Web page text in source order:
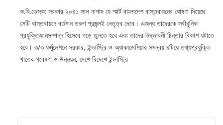
ক.বি.ডেস্ক: সরকার ২০৪১ সাল নাগাদ যে স্মার্ট বাংলাদেশ বাস্তবায়নের ঘোষণা দিয়েছে
সেটি বাস্তবায়নে বর্তমান তরুণ প্রজন্মই নেতৃত্ব দেবে। এজন্য তাদেরকে সর্বাধুনিক
প্রযুক্তিজ্ঞানসম্পন্ন হিসেবে গড়ে তুলতে হবে এবং তাদের উদ্ভাবনী চিন্তার বিকাশ ঘটাতে
হবে। ৩/৩ ফর্মুলেশনে সরকার, ইন্ডাস্ট্রি ও অ্যাকাডেমিয়ার সমন্বয় ঘটিয়ে তথ্যপ্রযুক্তি
খাতের গবেষণা ও উন্নয়ন, দেশে বিদেশে ইন্ডাস্ট্রি